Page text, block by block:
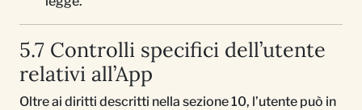
5.7 Controlli specifici dell’utente
relativi all’App
Oltre ai diritti descritti nella sezione 10, l’utente può in